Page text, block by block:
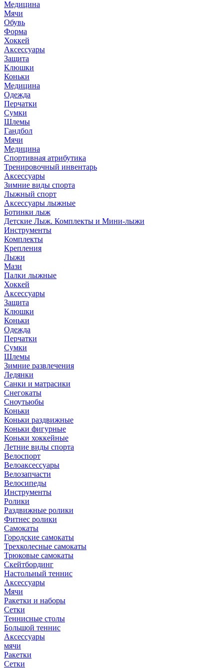
Медицина
Мячи
Обувь
Форма
Хоккей
Аксессуары
Защита
Клюшки
Коньки
Медицина
Одежда
Перчатки
Сумки
Шлемы
Гандбол
Мячи
Медицина
Спортивная атрибутика
Тренировочный инвентарь
Аксессуары
Зимние виды спорта
Лыжный спорт
Аксессуары лыжные
Ботинки лыж
Детские Лыж. Комплекты и Мини-лыжи
Инструменты
Комплекты
Крепления
Лыжи
Мази
Палки лыжные
Хоккей
Аксессуары
Защита
Клюшки
Коньки
Одежда
Перчатки
Сумки
Шлемы
Зимние развлечения
Ледянки
Санки и матрасики
Снегокаты
Сноутьюбы
Коньки
Коньки раздвижные
Коньки фигурные
Коньки хоккейные
Летние виды спорта
Велоспорт
Велоаксессуары
Велозапчасти
Велосипеды
Инструменты
Ролики
Раздвижные ролики
Фитнес ролики
Самокаты
Городские самокаты
Трехколесные самокаты
Трюковые самокаты
Скейтбординг
Настольный теннис
Аксессуары
Мячи
Ракетки и наборы
Сетки
Теннисные столы
Большой теннис
Аксессуары
мячи
Ракетки
Сетки